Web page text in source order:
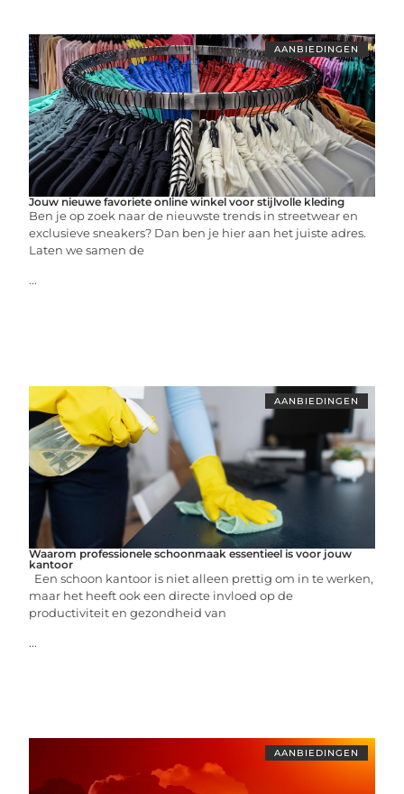
AANBIEDINGEN
Jouw nieuwe favoriete online winkel voor stijlvolle kleding
Ben je op zoek naar de nieuwste trends in streetwear en
exclusieve sneakers? Dan ben je hier aan het juiste adres.
Laten we samen de
...
AANBIEDINGEN
Waarom professionele schoonmaak essentieel is voor jouw
kantoor
Een schoon kantoor is niet alleen prettig om in te werken,
maar het heeft ook een directe invloed op de
productiviteit en gezondheid van
...
AANBIEDINGEN